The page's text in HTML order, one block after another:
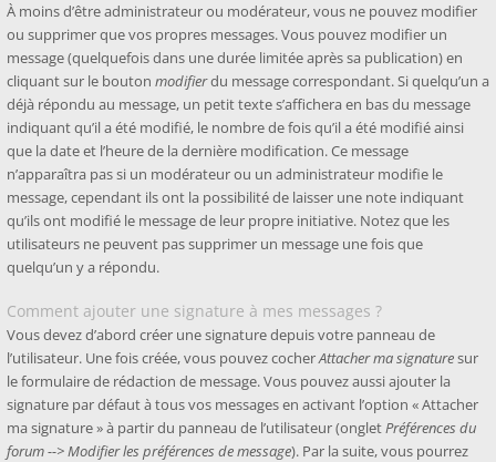
À moins d’être administrateur ou modérateur, vous ne pouvez modifier
ou supprimer que vos propres messages. Vous pouvez modifier un
message (quelquefois dans une durée limitée après sa publication) en
cliquant sur le bouton modifierdu message correspondant. Si quelqu’un a
déjà répondu au message, un petit texte s’affichera en bas du message
indiquant qu’il a été modifié, le nombre de fois qu’il a été modifié ainsi
que la date et l’heure de la dernière modification. Ce message
n’apparaîtra pas si un modérateur ou un administrateur modifie le
message, cependant ils ont la possibilité de laisser une note indiquant
qu’ils ont modifié le message de leur propre initiative. Notez que les
utilisateurs ne peuvent pas supprimer un message une fois que
quelqu’un y a répondu.
Comment ajouter une signature à mes messages ?
Vous devez d’abord créer une signature depuis votre panneau de
l’utilisateur. Une fois créée, vous pouvez cocherAttacher ma signaturesur
le formulaire de rédaction de message. Vous pouvez aussi ajouter la
signature par défaut à tous vos messages en activant l’option « Attacher
ma signature » à partir du panneau de l’utilisateur (ongletPréférences du
forum --> Modifier les préférences de message). Par la suite, vous pourrez